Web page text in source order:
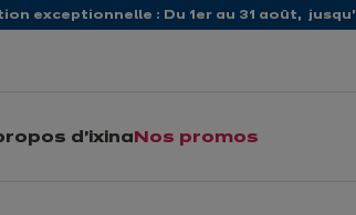
exceptionnelle : Du 1er au 31 août,
d'ixina Nos promos